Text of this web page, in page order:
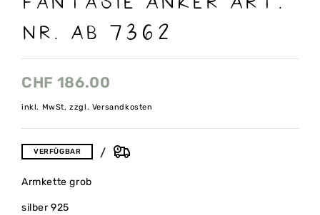
Nr. AB 7362
CHF 186.00
inkl. MwSt, zzgl. Versandkosten
VERFÜGBAR
Armkette grob
silber 925